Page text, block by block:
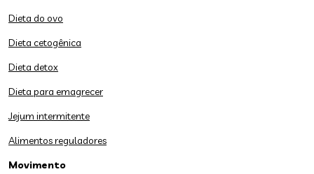
Dieta do ovo
Dieta cetogênica
Dieta detox
Dieta para emagrecer
Jejum intermitente
Alimentos reguladores
Movimento